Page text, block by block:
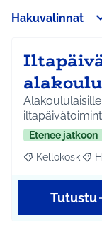
Hakuvalinnat
Etenee jatkoon
Rajaa tulokset
Kellokoski
Tutustu